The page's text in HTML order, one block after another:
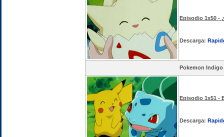
Episodio 1x50 -
Descarga:
Pokemon Indigo
Episodio 1x51 -
Descarga: